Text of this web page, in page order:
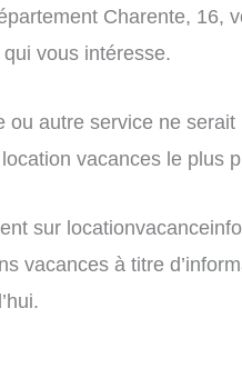
Charente,
vous intéresse.
autre service ne
vacances le plus
sur
vacances à titre